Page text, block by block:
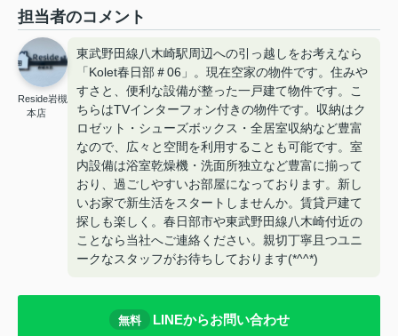
担当者のコメント
Reside岩槻
本店
東武野田線八木崎駅周辺への引っ越しをお考えなら
「Kolet春日部＃06」。現在空家の物件です。住みや
すさと、便利な設備が整った一戸建て物件です。こ
ちらはTVインターフォン付きの物件です。収納はク
ロゼット・シューズボックス・全居室収納など豊富
なので、広々と空間を利用することも可能です。室
内設備は浴室乾燥機・洗面所独立など豊富に揃って
おり、過ごしやすいお部屋になっております。新し
いお家で新生活をスタートしませんか。賃貸戸建て
探しも楽しく。春日部市や東武野田線八木崎付近の
ことなら当社へご連絡ください。親切丁寧且つユニ
ークなスタッフがお待ちしております(*^^*)
無料 LINEからお問い合わせ